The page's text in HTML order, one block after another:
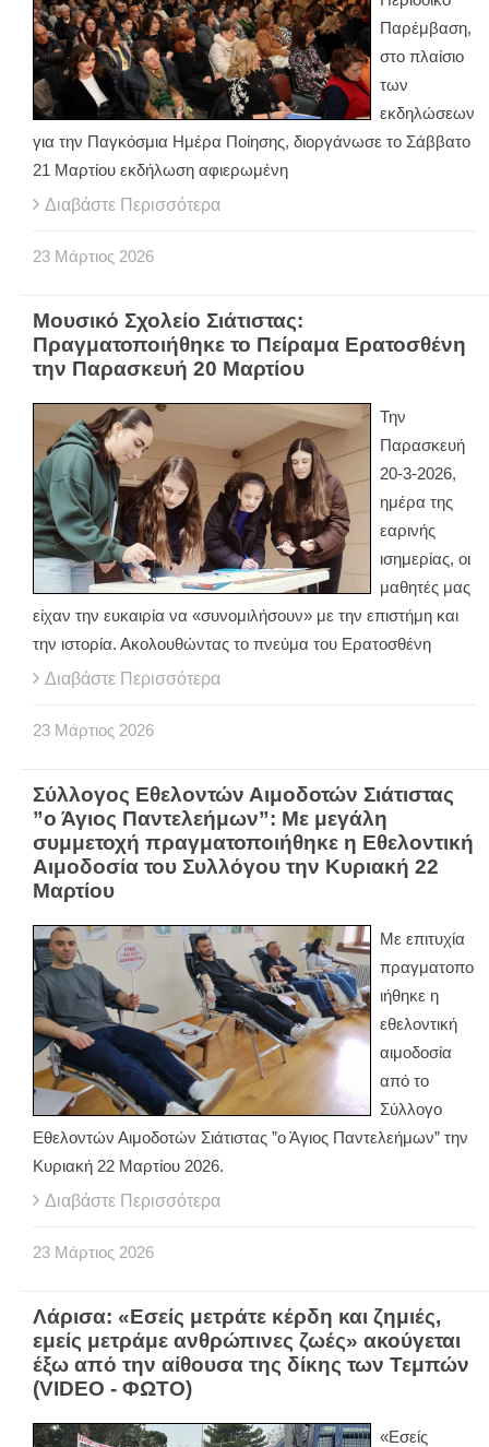
Παρέμβαση,
στο πλαίσιο
των
εκδηλώσεων
για την Παγκόσμια Ημέρα Ποίησης, διοργάνωσε το Σάββατο
21 Μαρτίου εκδήλωση αφιερωμένη
Διαβάστε Περισσότερα
23 Μάρτιος 2026
Μουσικό Σχολείο Σιάτιστας:
Πραγματοποιήθηκε το Πείραμα Ερατοσθένη
την Παρασκευή 20 Mαρτίου
Την
Παρασκευή
20-3-2026,
ημέρα της
εαρινής
ισημερίας, οι
μαθητές μας
είχαν την ευκαιρία να «συνομιλήσουν» με την επιστήμη και
την ιστορία. Ακολουθώντας το πνεύμα του Ερατοσθένη
Διαβάστε Περισσότερα
23 Μάρτιος 2026
Σύλλογος Εθελοντών Αιμοδοτών Σιάτιστας
”ο Άγιος Παντελεήμων”: Με μεγάλη
συμμετοχή πραγματοποιήθηκε η Εθελοντική
Αιμοδοσία του Συλλόγου την Κυριακή 22
Μαρτίου
Με επιτυχία
πραγματοπο
ιήθηκε η
εθελοντική
αιμοδοσία
από το
Σύλλογο
Εθελοντών Αιμοδοτών Σιάτιστας ”ο Άγιος Παντελεήμων” την
Κυριακή 22 Μαρτίου 2026.
Διαβάστε Περισσότερα
23 Μάρτιος 2026
Λάρισα: «Εσείς μετράτε κέρδη και ζημιές,
εμείς μετράμε ανθρώπινες ζωές» ακούγεται
έξω από την αίθουσα της δίκης των Τεμπών
(VIDEO - ΦΩΤΟ)
«Εσείς